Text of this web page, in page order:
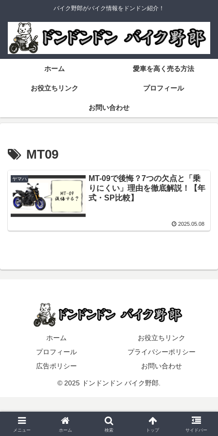
バイク野郎がバイク情報をドンドン紹介！
ホーム 愛車を高く売る方法
お役立ちリンク プロフィール
お問い合わせ
MT09
ヤマハ
MT-09で後悔？7つの欠点と「乗
りにくい」理由を徹底解説！【年
式・SP比較】
2025.05.08
ホーム
お役立ちリンク
プロフィール
プライバシーポリシー
広告ポリシー
お問い合わせ
© 2025 ドンドンドン バイク野郎.
メニュー ホーム 検索 トップ サイドバー